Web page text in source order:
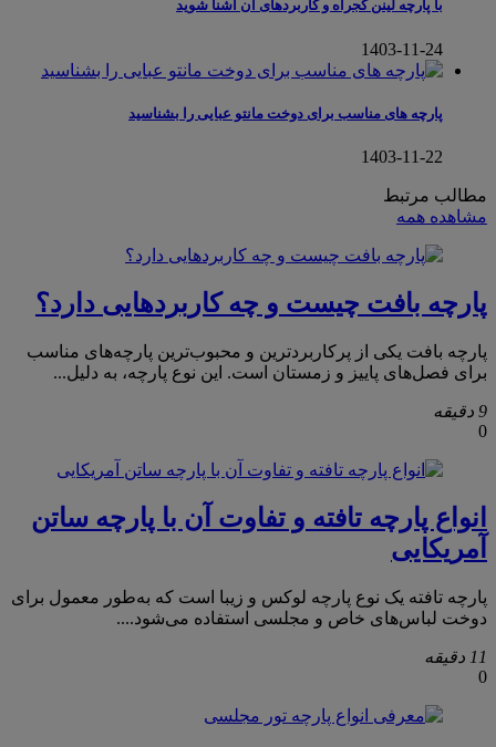
با پارچه لینن کجراه و کاربردهای آن آشنا شوید
1403-11-24
پارچه های مناسب برای دوخت مانتو عبایی را بشناسید
1403-11-22
مطالب مرتبط
مشاهده همه
پارچه بافت چیست و چه کاربردهایی دارد؟
پارچه بافت یکی از پرکاربردترین و محبوب‌ترین پارچه‌های مناسب
برای فصل‌های پاییز و زمستان است. این نوع پارچه، به دلیل...
9 دقیقه
0
انواع پارچه تافته و تفاوت آن با پارچه ساتن
آمریکایی
پارچه تافته یک نوع پارچه لوکس و زیبا است که به‌طور معمول برای
دوخت لباس‌های خاص و مجلسی استفاده می‌شود....
11 دقیقه
0